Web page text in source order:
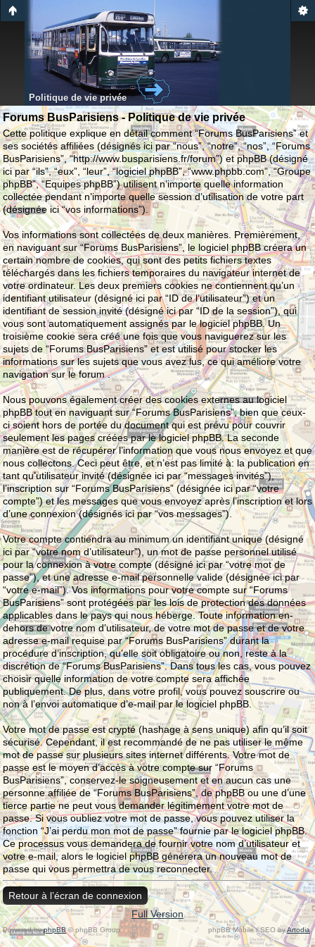
Politique de vie privée
Forums BusParisiens - Politique de vie privée
Cette politique explique en détail comment “Forums BusParisiens” et
ses sociétés affiliées (désignés ici par “nous”, “notre”, “nos”, “Forums
BusParisiens”, “http://www.busparisiens.fr/forum”) et phpBB (désigné
ici par “ils”, “eux”, “leur”, “logiciel phpBB”, “www.phpbb.com”, “Groupe
phpBB”, “Equipes phpBB”) utilisent n’importe quelle information
collectée pendant n’importe quelle session d’utilisation de votre part
(désignée ici “vos informations”).
Vos informations sont collectées de deux manières. Premièrement,
en naviguant sur “Forums BusParisiens”, le logiciel phpBB créera un
certain nombre de cookies, qui sont des petits fichiers textes
téléchargés dans les fichiers temporaires du navigateur internet de
votre ordinateur. Les deux premiers cookies ne contiennent qu’un
identifiant utilisateur (désigné ici par “ID de l’utilisateur”) et un
identifiant de session invité (désigné ici par “ID de la session”), qui
vous sont automatiquement assignés par le logiciel phpBB. Un
troisième cookie sera créé une fois que vous naviguerez sur les
sujets de “Forums BusParisiens” et est utilisé pour stocker les
informations sur les sujets que vous avez lus, ce qui améliore votre
navigation sur le forum .
Nous pouvons également créer des cookies externes au logiciel
phpBB tout en naviguant sur “Forums BusParisiens”, bien que ceux-
ci soient hors de portée du document qui est prévu pour couvrir
seulement les pages créées par le logiciel phpBB. La seconde
manière est de récupérer l’information que vous nous envoyez et que
nous collectons. Ceci peut être, et n’est pas limité à: la publication en
tant qu’utilisateur invité (désignée ici par “messages invités”),
l’inscription sur “Forums BusParisiens” (désignée ici par “votre
compte”) et les messages que vous envoyez après l’inscription et lors
d’une connexion (désignés ici par “vos messages”).
Votre compte contiendra au minimum un identifiant unique (désigné
ici par “votre nom d’utilisateur”), un mot de passe personnel utilisé
pour la connexion à votre compte (désigné ici par “votre mot de
passe”), et une adresse e-mail personnelle valide (désignée ici par
“votre e-mail”). Vos informations pour votre compte sur “Forums
BusParisiens” sont protégées par les lois de protection des données
applicables dans le pays qui nous héberge. Toute information en-
dehors de votre nom d’utilisateur, de votre mot de passe et de votre
adresse e-mail requise par “Forums BusParisiens” durant la
procédure d’inscription, qu’elle soit obligatoire ou non, reste à la
discrétion de “Forums BusParisiens”. Dans tous les cas, vous pouvez
choisir quelle information de votre compte sera affichée
publiquement. De plus, dans votre profil, vous pouvez souscrire ou
non à l’envoi automatique d’e-mail par le logiciel phpBB.
Votre mot de passe est crypté (hashage à sens unique) afin qu’il soit
sécurisé. Cependant, il est recommandé de ne pas utiliser le même
mot de passe sur plusieurs sites internet différents. Votre mot de
passe est le moyen d’accès à votre compte sur “Forums
BusParisiens”, conservez-le soigneusement et en aucun cas une
personne affiliée de “Forums BusParisiens”, de phpBB ou une d’une
tierce partie ne peut vous demander légitimement votre mot de
passe. Si vous oubliez votre mot de passe, vous pouvez utiliser la
fonction “J’ai perdu mon mot de passe” fournie par le logiciel phpBB.
Ce processus vous demandera de fournir votre nom d’utilisateur et
votre e-mail, alors le logiciel phpBB générera un nouveau mot de
passe qui vous permettra de vous reconnecter.
Retour à l’écran de connexion
Full Version
Powered byphpBB© phpBB Group. phpBB Mobile / SEO byArtodia.